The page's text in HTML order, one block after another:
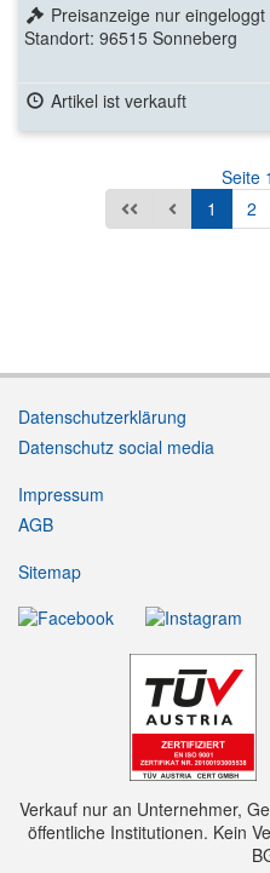
Preisanzeige nur eingeloggt
Standort: 96515 Sonneberg
Artikel ist verkauft
Seite
1
2
Datenschutzerklärung
Datenschutz social media
Impressum
AGB
Sitemap
Verkauf nur an Unternehmer,
öffentliche Institutionen. Kein